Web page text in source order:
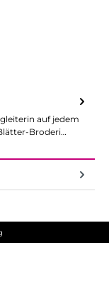
auf jedem
Broderi…